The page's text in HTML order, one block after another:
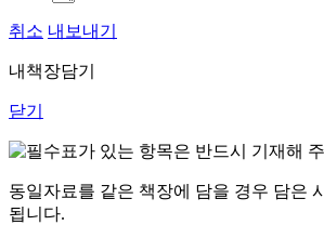
취소 내보내기
내책장담기
닫기
표가 있는 항목은 반드시 기재해
동일자료를 같은 책장에 담을 경우 담은
됩니다.